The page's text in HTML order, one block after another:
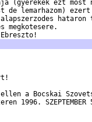
(gyerekek ezt most
lemarhazom)
megkotesere.
ellen a Bocskai
1996.